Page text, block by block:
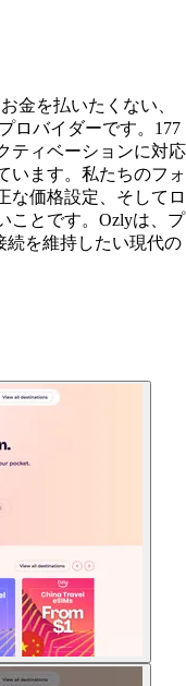
金を払いたくない、
ロバイダーです。177
ティベーションに対応
います。私たちのフォ
な価格設定、そしてロ
ことです。Ozlyは、プ
続を維持したい現代の